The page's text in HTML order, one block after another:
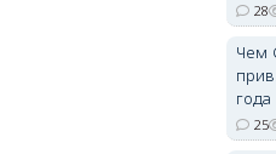
28
Чем
года
25